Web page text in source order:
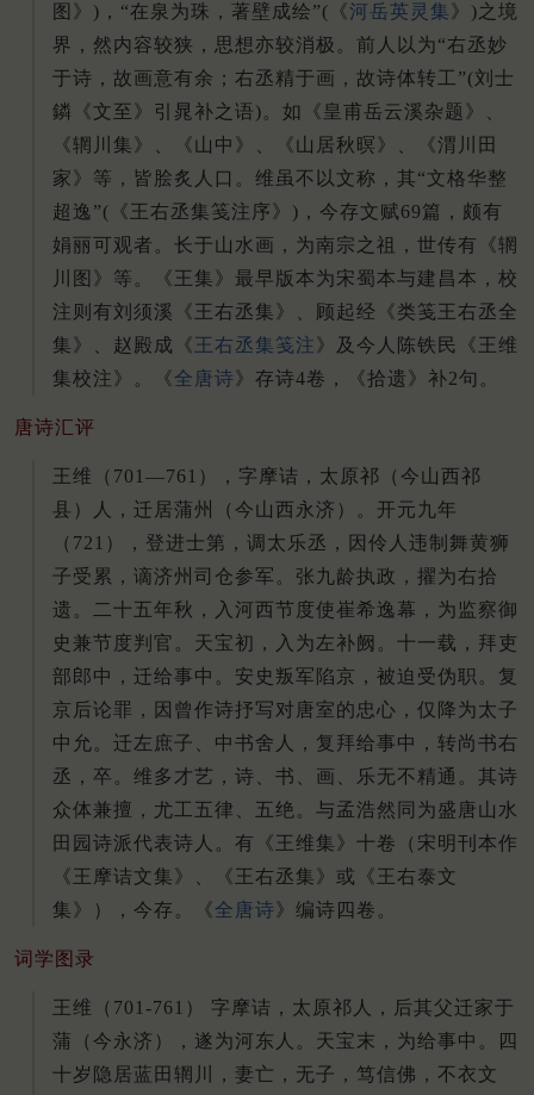
图》)，“在泉为珠，著壁成绘”(《河岳英灵集》)之境
界，然内容较狭，思想亦较消极。前人以为“右丞妙
于诗，故画意有余；右丞精于画，故诗体转工”(刘士
鏻《文至》引晁补之语)。如《皇甫岳云溪杂题》、
《辋川集》、《山中》、《山居秋暝》、《渭川田
家》等，皆脍炙人口。维虽不以文称，其“文格华整
超逸”(《王右丞集笺注序》)，今存文赋69篇，颇有
娟丽可观者。长于山水画，为南宗之祖，世传有《辋
川图》等。《王集》最早版本为宋蜀本与建昌本，校
注则有刘须溪《王右丞集》、顾起经《类笺王右丞全
集》、赵殿成《王右丞集笺注》及今人陈铁民《王维
集校注》。《全唐诗》存诗4卷，《拾遗》补2句。
唐诗汇评
王维（701—761），字摩诘，太原祁（今山西祁
县）人，迁居蒲州（今山西永济）。开元九年
（721），登进士第，调太乐丞，因伶人违制舞黄狮
子受累，谪济州司仓参军。张九龄执政，擢为右拾
遗。二十五年秋，入河西节度使崔希逸幕，为监察御
史兼节度判官。天宝初，入为左补阙。十一载，拜吏
部郎中，迁给事中。安史叛军陷京，被迫受伪职。复
京后论罪，因曾作诗抒写对唐室的忠心，仅降为太子
中允。迁左庶子、中书舍人，复拜给事中，转尚书右
丞，卒。维多才艺，诗、书、画、乐无不精通。其诗
众体兼擅，尤工五律、五绝。与孟浩然同为盛唐山水
田园诗派代表诗人。有《王维集》十卷（宋明刊本作
《王摩诘文集》、《王右丞集》或《王右泰文
集》），今存。《全唐诗》编诗四卷。
词学图录
王维（701-761） 字摩诘，太原祁人，后其父迁家于
蒲（今永济），遂为河东人。天宝末，为给事中。四
十岁隐居蓝田辋川，妻亡，无子，笃信佛，不衣文